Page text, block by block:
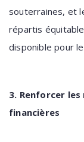
souterraines, et
répartis
disponible pour
3. Renforcer
financières